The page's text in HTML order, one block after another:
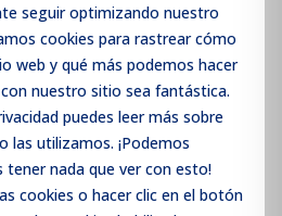
seguir optimizando nuestro
cookies para rastrear cómo
web y qué más podemos hacer
nuestro sitio sea fantástica.
puedes leer más sobre
las utilizamos. ¡Podemos
tener nada que ver con esto!
cookies o hacer clic en el botón
/ Registrarse